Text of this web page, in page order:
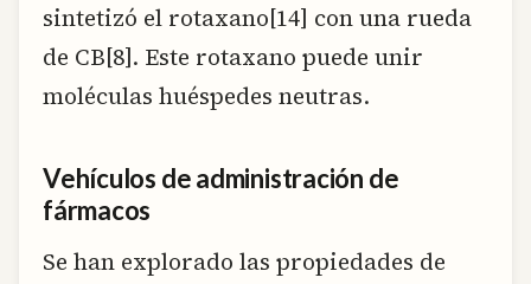
sintetizó el rotaxano[14] con una rueda
de CB[8]. Este rotaxano puede unir
moléculas huéspedes neutras.
Vehículos de administración de
fármacos
Se han explorado las propiedades de